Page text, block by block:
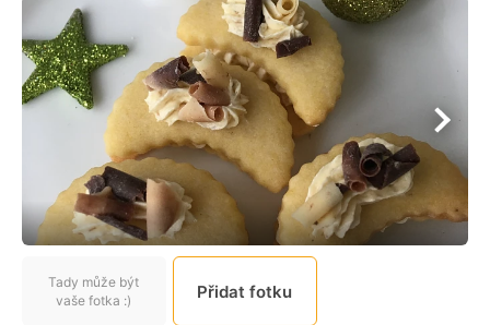
Tady může být
vaše fotka :)
Přidat fotku